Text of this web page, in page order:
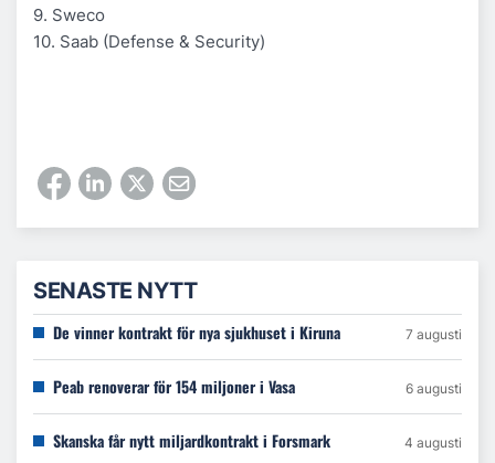
9. Sweco
10. Saab (Defense & Security)
SENASTE NYTT
De vinner kontrakt för nya sjukhuset i Kiruna 7 augusti
Peab renoverar för 154 miljoner i Vasa 6 augusti
Skanska får nytt miljardkontrakt i Forsmark 4 augusti